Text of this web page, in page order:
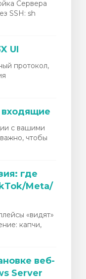
Сервера
SSH: sh
UI
протокол,
входящие
с вашими
чтобы
где
Meta/
«видят»
капчи,
веб-
Server